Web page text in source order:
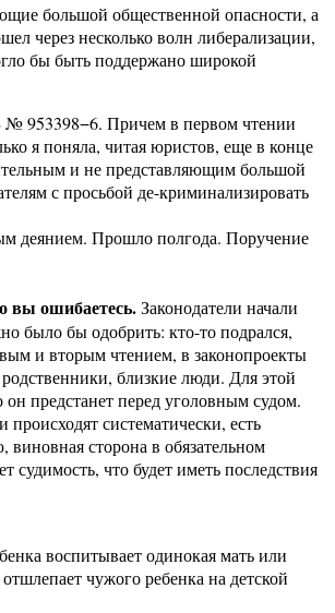
большой общественной опасности, а
через несколько волн либерализации,
бы быть поддержано широкой
№ 953398−6. Причем в первом чтении
я поняла, читая юристов, еще в конце
и не представляющим большой
с просьбой де-криминализировать
деянием. Прошло полгода. Поручение
вы ошибаетесь.Законодатели начали
было бы одобрить: кто-то подрался,
и вторым чтением, в законопроекты
близкие люди. Для этой
предстанет перед уголовным судом.
систематически, есть
сторона в обязательном
что будет иметь последствия
воспитывает одинокая мать или
чужого ребенка на детской